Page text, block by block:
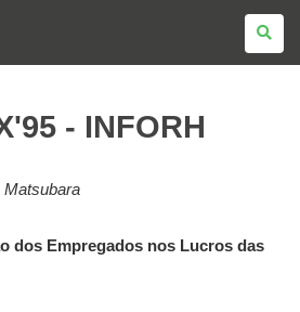
- INFORH
Matsubara
dos Empregados nos Lucros das